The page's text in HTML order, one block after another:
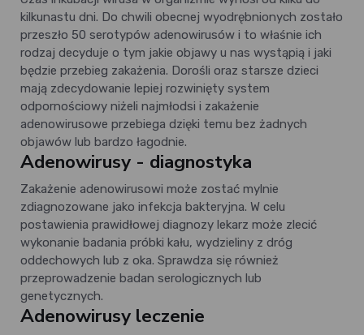
kilkunastu dni. Do chwili obecnej wyodrębnionych zostało
przeszło 50 serotypów adenowirusów i to właśnie ich
rodzaj decyduje o tym jakie objawy u nas wystąpią i jaki
będzie przebieg zakażenia. Dorośli oraz starsze dzieci
mają zdecydowanie lepiej rozwinięty system
odpornościowy niżeli najmłodsi i zakażenie
adenowirusowe przebiega dzięki temu bez żadnych
objawów lub bardzo łagodnie.
Adenowirusy - diagnostyka
Zakażenie adenowirusowi może zostać mylnie
zdiagnozowane jako infekcja bakteryjna. W celu
postawienia prawidłowej diagnozy lekarz może zlecić
wykonanie badania próbki kału, wydzieliny z dróg
oddechowych lub z oka. Sprawdza się również
przeprowadzenie badan serologicznych lub
genetycznych.
Adenowirusy leczenie